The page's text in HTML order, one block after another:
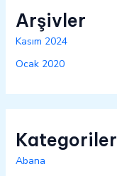
Arşivler
Kasım 2024
Ocak 2020
Kategoriler
Abana